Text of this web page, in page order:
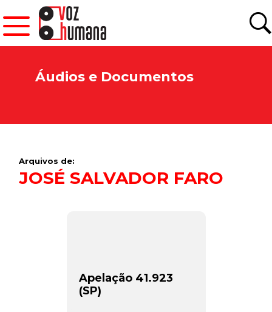
Áudios e Documentos
Arquivos de:
JOSÉ SALVADOR FARO
Apelação 41.923
(SP)